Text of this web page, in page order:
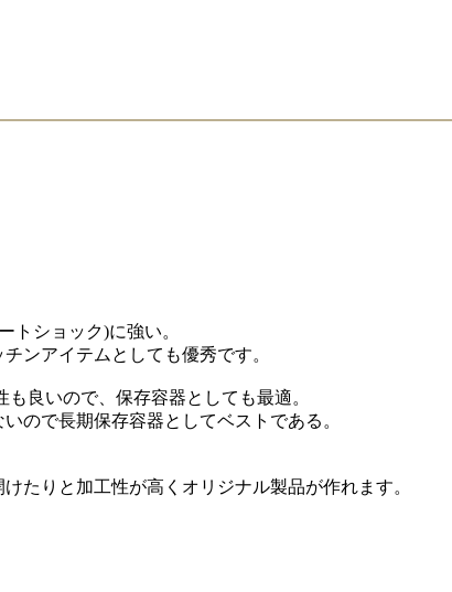
トショック)に強い。
ンアイテムとしても優秀です。
良いので、保存容器としても最適。
ので長期保存容器としてベストである。
たりと加工性が高くオリジナル製品が作れます。